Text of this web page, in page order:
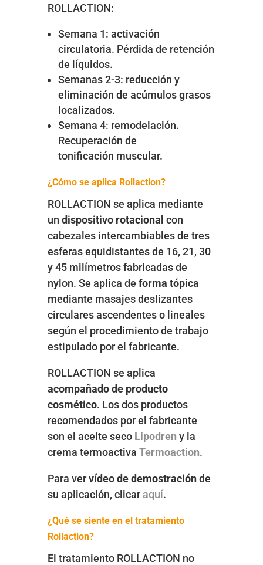
ROLLACTION:
Semana 1: activación
circulatoria. Pérdida de retención
de líquidos.
Semanas 2-3: reducción y
eliminación de acúmulos grasos
localizados.
Semana 4: remodelación.
Recuperación de
tonificación muscular.
¿Cómo se aplica Rollaction?
ROLLACTION se aplica mediante
un dispositivo rotacional con
cabezales intercambiables de tres
esferas equidistantes de 16, 21, 30
y 45 milímetros fabricadas de
nylon. Se aplica de forma tópica
mediante masajes deslizantes
circulares ascendentes o lineales
según el procedimiento de trabajo
estipulado por el fabricante.
ROLLACTION se aplica
acompañado de producto
cosmético. Los dos productos
recomendados por el fabricante
son el aceite seco Lipodren y la
crema termoactiva Termoaction.
Para vervídeo de demostraciónde
su aplicación, clicaraquí.
¿Qué se siente en el tratamiento
Rollaction?
El tratamiento ROLLACTION no